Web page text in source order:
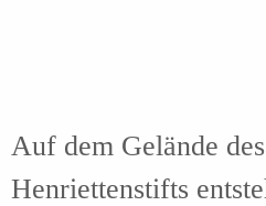
Auf dem Gelände
Henriettenstifts